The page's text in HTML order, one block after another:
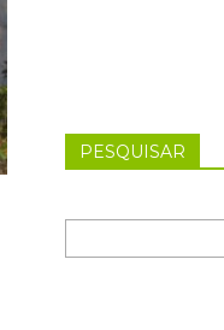
PESQUISAR